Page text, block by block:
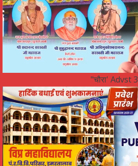
"चौरा' Advst 3